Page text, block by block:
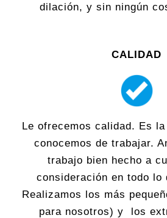
dilación, y sin ningún
CALIDAD
Le ofrecemos calidad. Es
conocemos de trabajar.
trabajo bien hecho a
consideración en todo lo
Realizamos los más
para nosotros) y los